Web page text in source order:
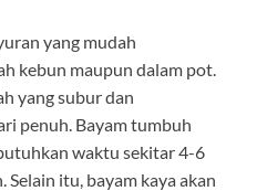
yang mudah
kebun maupun dalam pot.
yang subur dan
penuh. Bayam tumbuh
waktu sekitar 4-6
itu, bayam kaya akan